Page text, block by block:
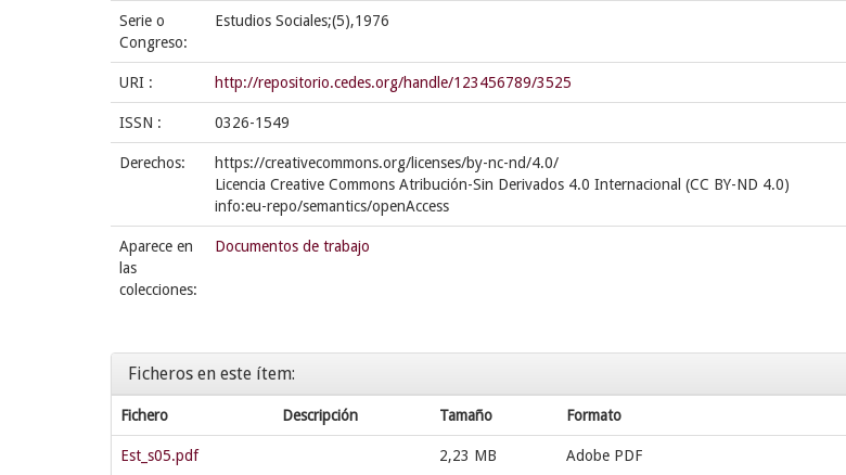
Serie o
Congreso:
Estudios Sociales;(5),1976
URI : http://repositorio.cedes.org/handle/123456789/3525
ISSN : 0326-1549
Derechos:
https://creativecommons.org/licenses/by-nc-nd/4.0/
Licencia Creative Commons Atribución-Sin Derivados 4.0 Internacional (CC BY-ND 4.0)
info:eu-repo/semantics/openAccess
Aparece en
las
colecciones:
Documentos de trabajo
Ficheros en este ítem:
Fichero Descripción Tamaño Formato
Est_s05.pdf 2,23 MB Adobe PDF